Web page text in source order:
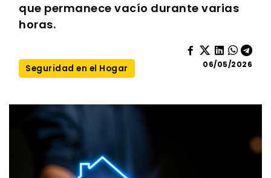
que permanece vacío durante varias
horas.
Seguridad en el Hogar 06/05/2026